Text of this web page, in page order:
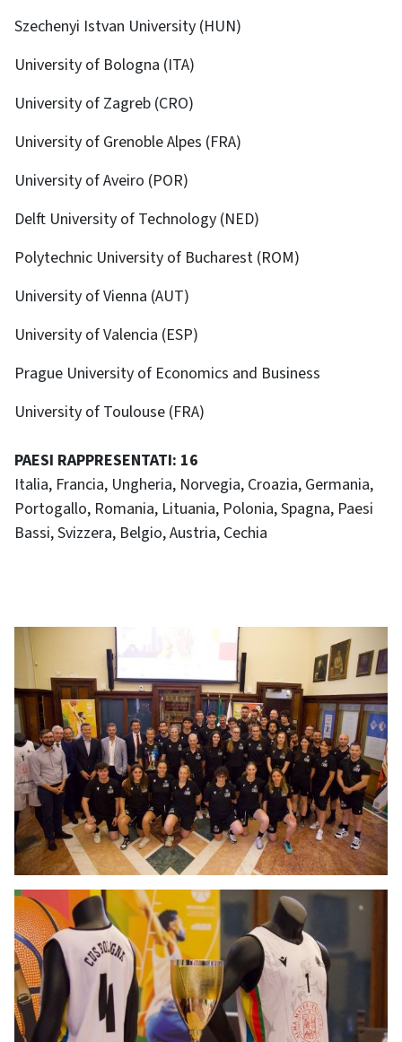
Szechenyi Istvan University (HUN)
University of Bologna (ITA)
University of Zagreb (CRO)
University of Grenoble Alpes (FRA)
University of Aveiro (POR)
Delft University of Technology (NED)
Polytechnic University of Bucharest (ROM)
University of Vienna (AUT)
University of Valencia (ESP)
Prague University of Economics and Business
University of Toulouse (FRA)
PAESI RAPPRESENTATI: 16
Italia, Francia, Ungheria, Norvegia, Croazia, Germania,
Portogallo, Romania, Lituania, Polonia, Spagna, Paesi
Bassi, Svizzera, Belgio, Austria, Cechia